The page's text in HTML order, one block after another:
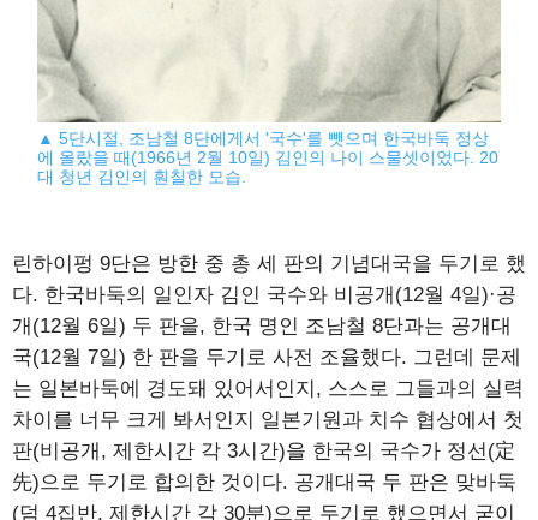
▲ 5단시절, 조남철 8단에게서 '국수'를 뺏으며 한국바둑 정상
에 올랐을 때(1966년 2월 10일) 김인의 나이 스물셋이었다. 20
대 청년 김인의 훤칠한 모습.
린하이펑 9단은 방한 중 총 세 판의 기념대국을 두기로 했
다. 한국바둑의 일인자 김인 국수와 비공개(12월 4일)·공
개(12월 6일) 두 판을, 한국 명인 조남철 8단과는 공개대
국(12월 7일) 한 판을 두기로 사전 조율했다. 그런데 문제
는 일본바둑에 경도돼 있어서인지, 스스로 그들과의 실력
차이를 너무 크게 봐서인지 일본기원과 치수 협상에서 첫
판(비공개, 제한시간 각 3시간)을 한국의 국수가 정선(定
先)으로 두기로 합의한 것이다. 공개대국 두 판은 맞바둑
(덤 4집반, 제한시간 각 30분)으로 두기로 했으면서 굳이